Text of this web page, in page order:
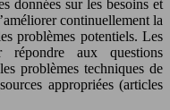
données sur les besoins et
continuellement la
problèmes potentiels. Les
répondre aux questions
problèmes techniques de
appropriées (articles